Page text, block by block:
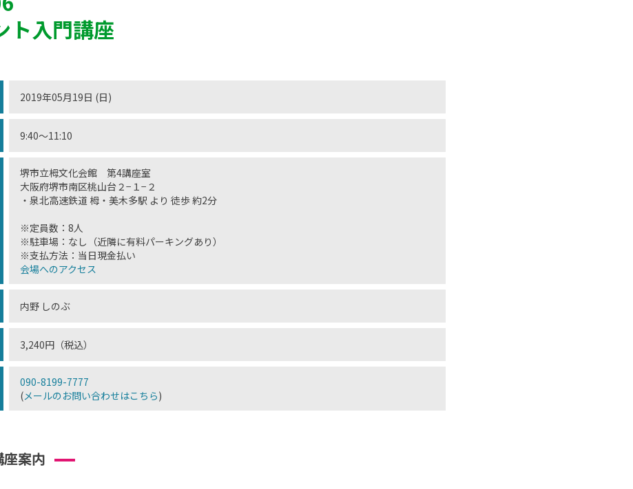
ト入門講座
2019年05月19日 (日)
9:40〜11:10
堺市立栂文化会館 第4講座室
大阪府堺市南区桃山台２−１−２
・泉北高速鉄道 栂・美木多駅 より 徒歩 約2分
※定員数：8人
※駐車場：なし（近隣に有料パーキングあり）
※支払方法：当日現金払い
会場へのアクセス
内野 しのぶ
3,240円（税込）
090-8199-7777
(メールのお問い合わせはこちら)
案内